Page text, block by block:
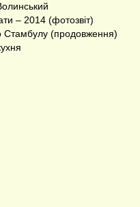
– 2014 (фотозвіт)
Стамбулу (продовження)